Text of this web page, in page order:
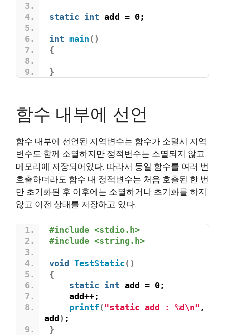
static int add = 0;
int main ()
{
}
함수 내부에 선언
함수 내부에 선언된 지역변수는 함수가 소멸시 지역
변수도 함께 소멸하지만 정적변수는 소멸되지 않고
메모리에 저장되어있다. 따라서 동일 함수를 여러 번
호출하더라도 함수 내 정적변수는 처음 호출된 한 번
만 초기화된 후 이후에는 소멸하거나 초기화를 하지
않고 이전 상태를 저장하고 있다.
#include <stdio.h>
#include <string.h>
void TestStatic ()
{
static int add = 0;
    add++;
printf ( "static add : %d\n" ,
add) ;
}